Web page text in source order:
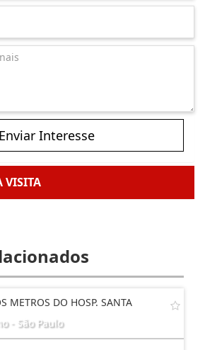
Enviar Interesse
VISITA
METROS DO HOSP. SANTA
- São Paulo